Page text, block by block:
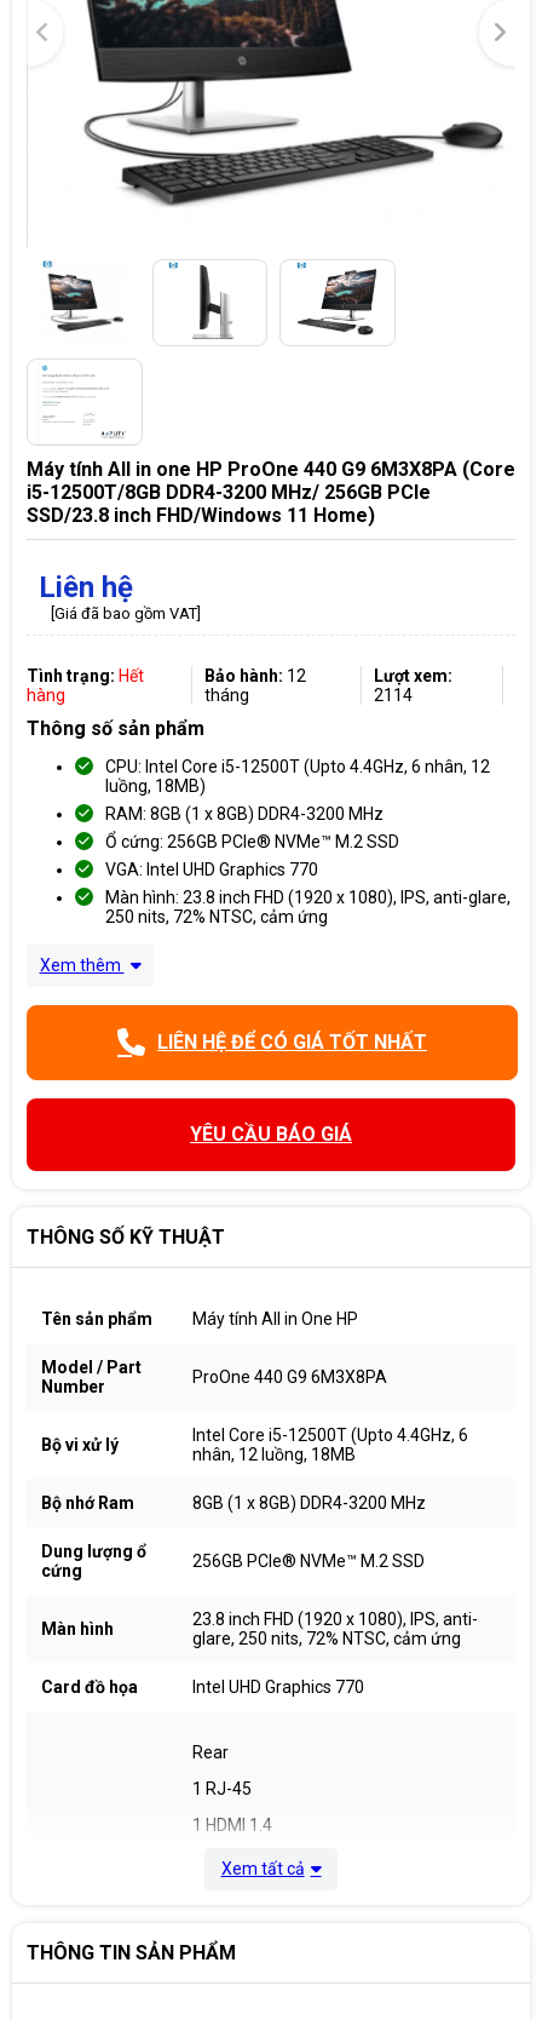
Máy tính All in one HP ProOne 440 G9 6M3X8PA (Core
i5-12500T/8GB DDR4-3200 MHz/ 256GB PCIe
SSD/23.8 inch FHD/Windows 11 Home)
Liên hệ
[Giá đã bao gồm VAT]
Tình trạng: Hết
hàng
Bảo hành: 12
tháng
Lượt xem:
2114
Thông số sản phẩm
CPU: Intel Core i5-12500T (Upto 4.4GHz, 6 nhân, 12
luồng, 18MB)
RAM: 8GB (1 x 8GB) DDR4-3200 MHz
Ổ cứng: 256GB PCIe® NVMe™ M.2 SSD
VGA: Intel UHD Graphics 770
Màn hình: 23.8 inch FHD (1920 x 1080), IPS, anti-glare,
250 nits, 72% NTSC, cảm ứng
Xem thêm
LIÊN HỆ ĐỂ CÓ GIÁ TỐT NHẤT
YÊU CẦU BÁO GIÁ
THÔNG SỐ KỸ THUẬT
Tên sản phẩm Máy tính All in One HP
Model / Part
Number
ProOne 440 G9 6M3X8PA
Bộ vi xử lý
Intel Core i5-12500T (Upto 4.4GHz, 6
nhân, 12 luồng, 18MB
Bộ nhớ Ram 8GB (1 x 8GB) DDR4-3200 MHz
Dung lượng ổ
cứng
256GB PCIe® NVMe™ M.2 SSD
Màn hình
23.8 inch FHD (1920 x 1080), IPS, anti-
glare, 250 nits, 72% NTSC, cảm ứng
Card đồ họa Intel UHD Graphics 770
Cổng giao tiếp
Rear
1 RJ-45
1 HDMI 1.4
2 SuperSpeed USB Type-A 5Gbps
signaling rate (charging)
signaling rate (charging)
Xem tất cả
THÔNG TIN SẢN PHẨM